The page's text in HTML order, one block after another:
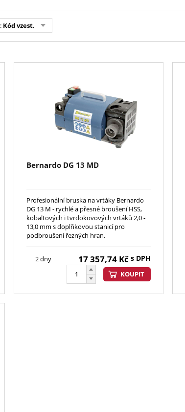
Kód vzest.
Bernardo DG 13 MD
Profesionální bruska na vrtáky Bernardo
DG 13 M - rychlé a přesné broušení HSS,
kobaltových i tvrdokovových vrtáků 2,0 -
13,0 mm s doplňkovou stanicí pro
podbroušení řezných hran.
2 dny 17 357,74Kč s DPH
KOUPIT